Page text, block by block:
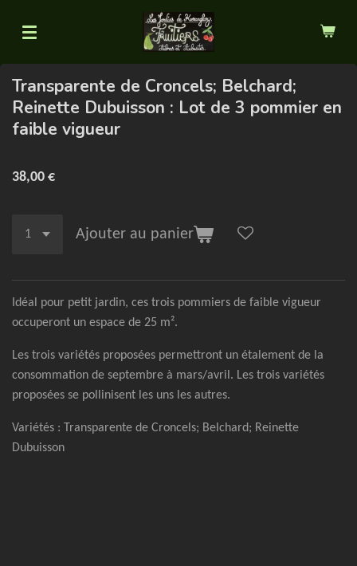
principal
Transparente de Croncels; Belchard;
Reinette Dubuisson : Lot de 3 pommier en
faible vigueur
38,00 €
Ajouter au panier
Idéal pour petit jardin, ces trois pommiers de faible vigueur
occuperont un espace de 25 m².
Les trois variétés proposées permettront un étalement de la
consommation de septembre à mars/avril. Les trois variétés
proposées se pollinisent les uns les autres.
Variétés : Transparente de Croncels; Belchard; Reinette
Dubuisson